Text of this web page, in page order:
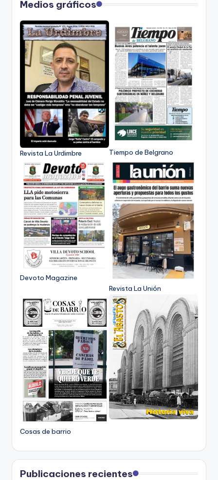
Medios gráficos
Revista La Urdimbre Tiempo de Belgrano
Devoto Magazine
Revista La Unión
Cosas de barrio
Publicaciones recientes